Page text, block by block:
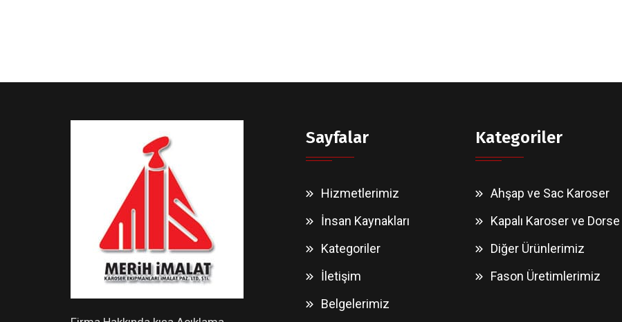
Sayfalar
Hizmetlerimiz
İnsan Kaynakları
Kategoriler
İletişim
Belgelerimiz
Kategoriler
Ahşap ve Sac Karoser
Kapalı Karoser ve Dorse
Diğer Ürünlerimiz
Fason Üretimlerimiz